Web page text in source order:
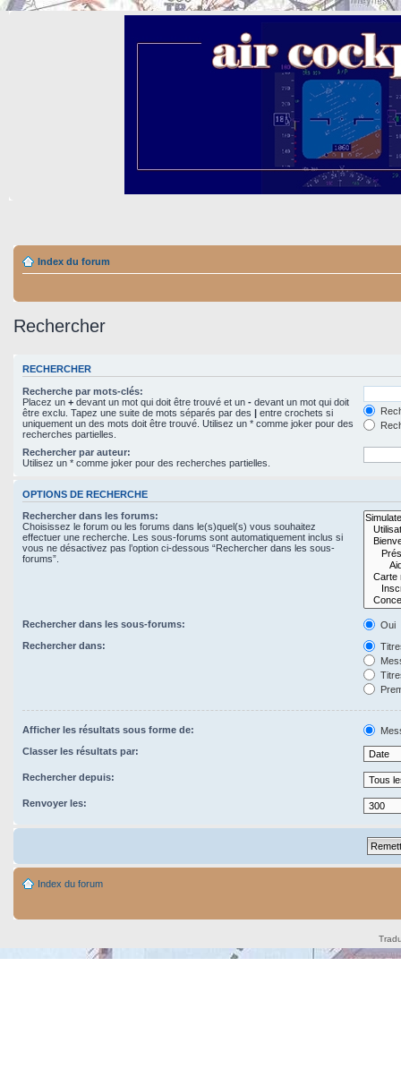
Index du forum
Rechercher
RECHERCHER
Recherche par mots-clés:
Placez un + devant un mot qui doit être trouvé et un - devant un mot qui doit
être exclu. Tapez une suite de mots séparés par des | entre crochets si
uniquement un des mots doit être trouvé. Utilisez un * comme joker pour des
recherches partielles.
Rechercher par auteur:
Utilisez un * comme joker pour des recherches partielles.
OPTIONS DE RECHERCHE
Rechercher dans les forums:
Choisissez le forum ou les forums dans le(s)quel(s) vous souhaitez
effectuer une recherche. Les sous-forums sont automatiquement inclus si
vous ne désactivez pas l’option ci-dessous “Rechercher dans les sous-
forums”.
Rechercher dans les sous-forums:
Oui
Rechercher dans:
Afficher les résultats sous forme de:
Classer les résultats par:
Rechercher depuis:
Renvoyer les:
Index du forum